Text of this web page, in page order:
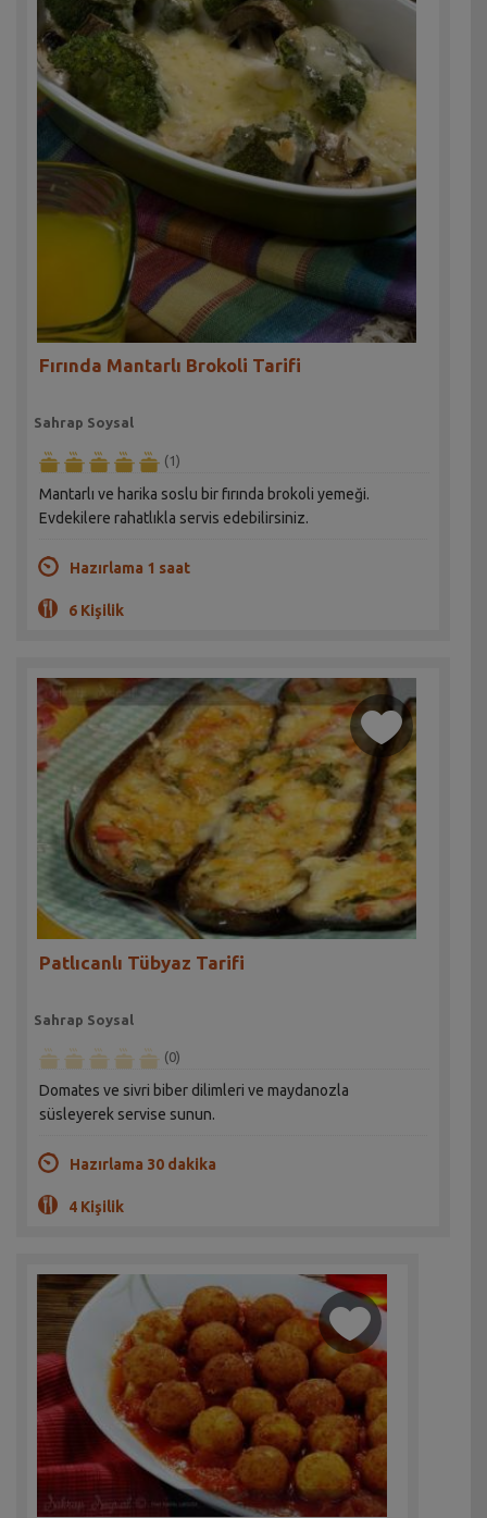
Fırında Mantarlı Brokoli Tarifi
Sahrap Soysal
(1)
Mantarlı ve harika soslu bir fırında brokoli yemeği.
Evdekilere rahatlıkla servis edebilirsiniz.
Hazırlama 1 saat
6 Kişilik
Patlıcanlı Tübyaz Tarifi
Sahrap Soysal
(0)
Domates ve sivri biber dilimleri ve maydanozla
süsleyerek servise sunun.
Hazırlama 30 dakika
4 Kişilik